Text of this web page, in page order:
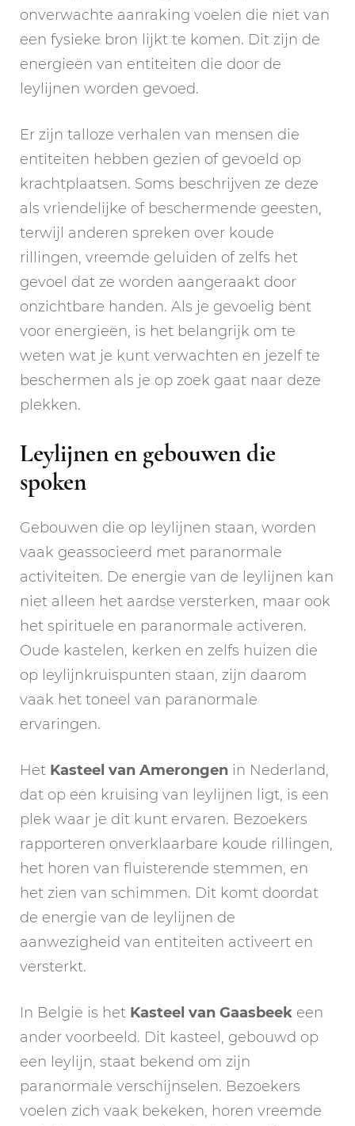
onverwachte aanraking voelen die niet van
een fysieke bron lijkt te komen. Dit zijn de
energieën van entiteiten die door de
leylijnen worden gevoed.
Er zijn talloze verhalen van mensen die
entiteiten hebben gezien of gevoeld op
krachtplaatsen. Soms beschrijven ze deze
als vriendelijke of beschermende geesten,
terwijl anderen spreken over koude
rillingen, vreemde geluiden of zelfs het
gevoel dat ze worden aangeraakt door
onzichtbare handen. Als je gevoelig bent
voor energieën, is het belangrijk om te
weten wat je kunt verwachten en jezelf te
beschermen als je op zoek gaat naar deze
plekken.
Leylijnen en gebouwen die
spoken
Gebouwen die op leylijnen staan, worden
vaak geassocieerd met paranormale
activiteiten. De energie van de leylijnen kan
niet alleen het aardse versterken, maar ook
het spirituele en paranormale activeren.
Oude kastelen, kerken en zelfs huizen die
op leylijnkruispunten staan, zijn daarom
vaak het toneel van paranormale
ervaringen.
Het Kasteel van Amerongen in Nederland,
dat op een kruising van leylijnen ligt, is een
plek waar je dit kunt ervaren. Bezoekers
rapporteren onverklaarbare koude rillingen,
het horen van fluisterende stemmen, en
het zien van schimmen. Dit komt doordat
de energie van de leylijnen de
aanwezigheid van entiteiten activeert en
versterkt.
In België is het Kasteel van Gaasbeek een
ander voorbeeld. Dit kasteel, gebouwd op
een leylijn, staat bekend om zijn
paranormale verschijnselen. Bezoekers
voelen zich vaak bekeken, horen vreemde